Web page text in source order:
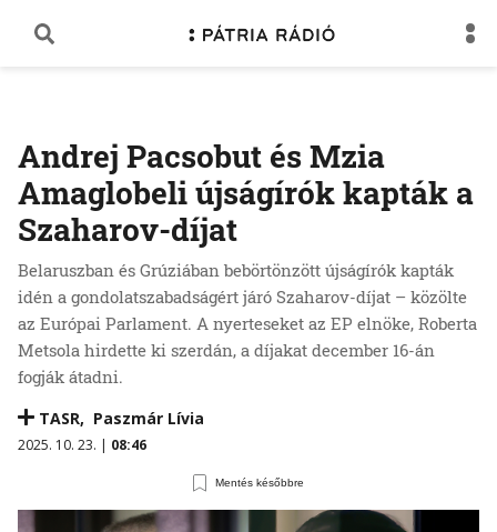
Andrej Pacsobut és Mzia
Amaglobeli újságírók kapták a
Szaharov-díjat
Belaruszban és Grúziában bebörtönzött újságírók kapták
idén a gondolatszabadságért járó Szaharov-díjat – közölte
az Európai Parlament. A nyerteseket az EP elnöke, Roberta
Metsola hirdette ki szerdán, a díjakat december 16-án
fogják átadni.
TASR, Paszmár Lívia
2025. 10. 23. | 08:46
Mentés későbbre